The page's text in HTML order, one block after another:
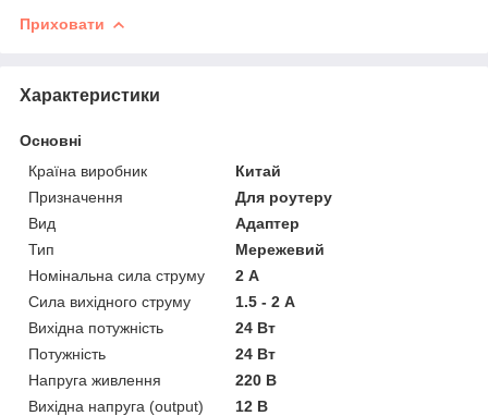
Приховати
Характеристики
Основні
Країна виробник
Китай
Призначення
Для роутеру
Вид
Адаптер
Тип
Мережевий
Номінальна сила струму
2 А
Сила вихідного струму
1.5 - 2 А
Вихідна потужність
24 Вт
Потужність
24 Вт
Напруга живлення
220 В
Вихідна напруга (output)
12 В